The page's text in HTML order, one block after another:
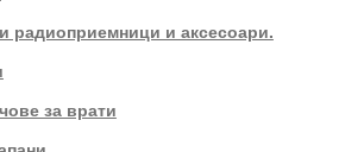
радиоприемници и аксесоари.
за врати